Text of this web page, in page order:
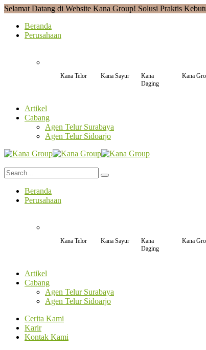
Selamat Datang di Website Kana Group! Solusi Praktis
Beranda
Perusahaan
Kana Telor Kana Sayur
Kana
Daging
Kana
Artikel
Cabang
Agen Telur Surabaya
Agen Telur Sidoarjo
Beranda
Perusahaan
Kana Telor Kana Sayur
Kana
Daging
Kana
Artikel
Cabang
Agen Telur Surabaya
Agen Telur Sidoarjo
Cerita Kami
Karir
Kontak Kami